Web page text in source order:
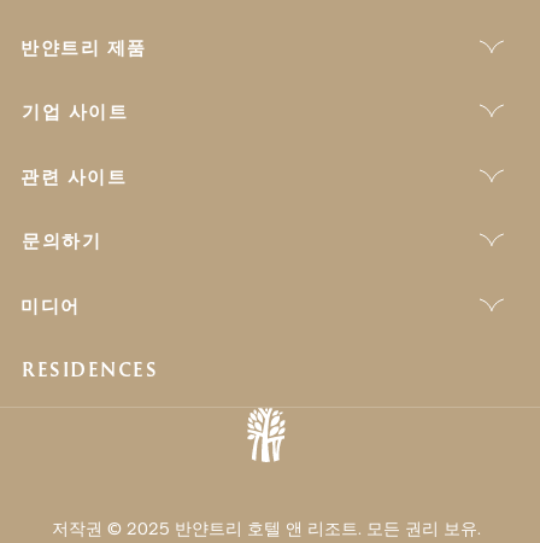
반얀트리 제품
기업 사이트
관련 사이트
문의하기
미디어
RESIDENCES
저작권 © 2025 반얀트리 호텔 앤 리조트. 모든 권리 보유.